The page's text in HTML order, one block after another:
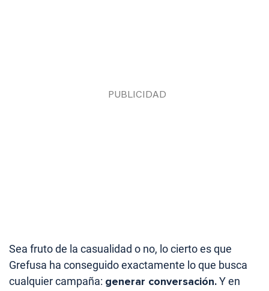
Sea fruto de la casualidad o no, lo cierto es que
Grefusa ha conseguido exactamente lo que busca
cualquier campaña: generar conversación.Y en